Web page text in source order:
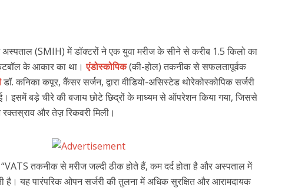
अस्पताल (SMIH) में डॉक्टरों ने एक युवा मरीज के सीने से करीब 1.5 किलो का
के आकार का था।एंडोस्कोपिक(की-होल) तकनीक से सफलतापूर्वक
डॉ. कनिका कपूर, कैंसर सर्जन, द्वारा वीडियो-असिस्टेड थोरेकोस्कोपिक सर्जरी
इसमें बड़े चीरे की बजाय छोटे छिद्रों के माध्यम से ऑपरेशन किया गया, जिससे
और तेज़ रिकवरी मिली।
तकनीक से मरीज जल्दी ठीक होते हैं, कम दर्द होता है और अस्पताल में
है। यह पारंपरिक ओपन सर्जरी की तुलना में अधिक सुरक्षित और आरामदायक